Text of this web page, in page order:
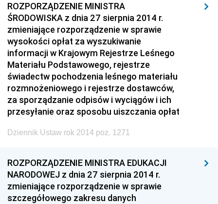
ROZPORZĄDZENIE MINISTRA
ŚRODOWISKA z dnia 27 sierpnia 2014 r.
zmieniające rozporządzenie w sprawie
wysokości opłat za wyszukiwanie
informacji w Krajowym Rejestrze Leśnego
Materiału Podstawowego, rejestrze
świadectw pochodzenia leśnego materiału
rozmnożeniowego i rejestrze dostawców,
za sporządzanie odpisów i wyciągów i ich
przesyłanie oraz sposobu uiszczania opłat
Dziennik Ustaw rok 2014 poz. 1271
ROZPORZĄDZENIE MINISTRA EDUKACJI
NARODOWEJ z dnia 27 sierpnia 2014 r.
zmieniające rozporządzenie w sprawie
szczegółowego zakresu danych